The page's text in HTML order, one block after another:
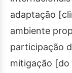
adaptação
ambiente
participação
mitigação [do